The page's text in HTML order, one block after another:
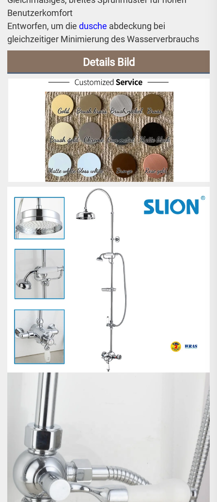
Benutzerkomfort
Entworfen, um die dusche abdeckung bei
gleichzeitiger Minimierung des Wasserverbrauchs
Details Bild